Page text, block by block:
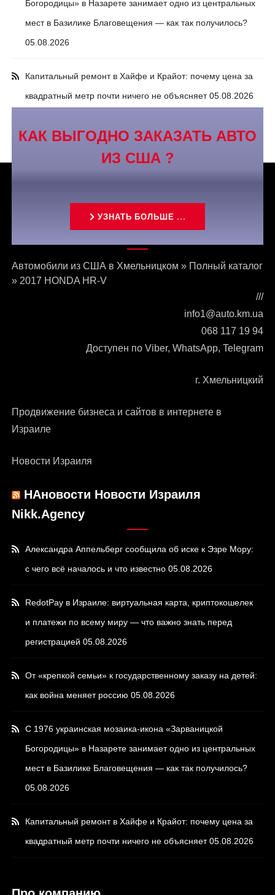
Богородицы» в Назарете занимает одно из центральных
мест в Базилике Благовещения — как так получилось?
05.08.2026
Капитальный ремонт в Хайфе и Крайот: почему цена за
квадратный метр почти ничего не объясняет 05.08.2026
КАК ВЫГОДНО ЗАКАЗАТЬ АВТО
ИЗ США ?
УЗНАТЬ БОЛЬШЕ ...
Связаться с нами
Автомобили из США в Хмельницком » Полный каталог
» 2017 HONDA HR-V
///
info1@auto.km.ua
068 117 19 94
Доступен по Viber, WhatsApp, Telegram
г. Хмельницкий
Продвижение бизнеса и сайтов в интернете в
Израиле
Новости Израиля
НАновости Новости Израиля
Nikk.Agency
Александра Аппельберг сообщила об иске к Эзре Мору:
с чего всё началось и что известно 05.08.2026
RedotPay в Израиле: виртуальная карта, криптокошелек
и платежи по всему миру — что важно знать перед
регистрацией 05.08.2026
От «крепкой семьи» к государственному заказу на детей:
как война меняет россию 05.08.2026
С 1976 украинская мозаика-икона «Зарваницкой
Богородицы» в Назарете занимает одно из центральных
мест в Базилике Благовещения — как так получилось?
05.08.2026
Капитальный ремонт в Хайфе и Крайот: почему цена за
квадратный метр почти ничего не объясняет 05.08.2026